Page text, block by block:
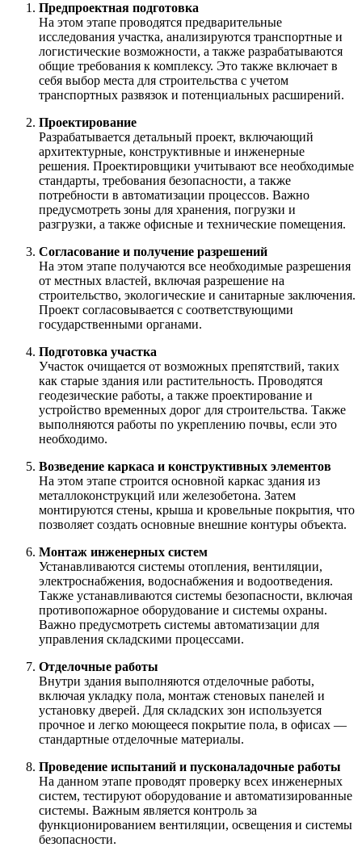
Предпроектная подготовка
На этом этапе проводятся предварительные
исследования участка, анализируются транспортные и
логистические возможности, а также разрабатываются
общие требования к комплексу. Это также включает в
себя выбор места для строительства с учетом
транспортных развязок и потенциальных расширений.
Проектирование
Разрабатывается детальный проект, включающий
архитектурные, конструктивные и инженерные
решения. Проектировщики учитывают все необходимые
стандарты, требования безопасности, а также
потребности в автоматизации процессов. Важно
предусмотреть зоны для хранения, погрузки и
разгрузки, а также офисные и технические помещения.
Согласование и получение разрешений
На этом этапе получаются все необходимые разрешения
от местных властей, включая разрешение на
строительство, экологические и санитарные заключения.
Проект согласовывается с соответствующими
государственными органами.
Подготовка участка
Участок очищается от возможных препятствий, таких
как старые здания или растительность. Проводятся
геодезические работы, а также проектирование и
устройство временных дорог для строительства. Также
выполняются работы по укреплению почвы, если это
необходимо.
Возведение каркаса и конструктивных элементов
На этом этапе строится основной каркас здания из
металлоконструкций или железобетона. Затем
монтируются стены, крыша и кровельные покрытия, что
позволяет создать основные внешние контуры объекта.
Монтаж инженерных систем
Устанавливаются системы отопления, вентиляции,
электроснабжения, водоснабжения и водоотведения.
Также устанавливаются системы безопасности, включая
противопожарное оборудование и системы охраны.
Важно предусмотреть системы автоматизации для
управления складскими процессами.
Отделочные работы
Внутри здания выполняются отделочные работы,
включая укладку пола, монтаж стеновых панелей и
установку дверей. Для складских зон используется
прочное и легко моющееся покрытие пола, в офисах —
стандартные отделочные материалы.
Проведение испытаний и пусконаладочные работы
На данном этапе проводят проверку всех инженерных
систем, тестируют оборудование и автоматизированные
системы. Важным является контроль за
функционированием вентиляции, освещения и системы
безопасности.